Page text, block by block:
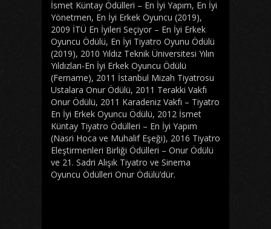
İsmet Küntay Ödülleri – En İyi Yapım, En İyi
Yönetmen, En İyi Erkek Oyuncu (2019),
2009 İTÜ En İyileri Seçiyor – En İyi Erkek
Oyuncu Ödülü, En İyi Tiyatro Oyunu Ödülü
(2019), 2010 Yıldız Teknik Üniversitesi Yılın
Yıldızları-En İyi Erkek Oyuncu Ödülü
(Fername), 2011 İstanbul Mizah Tiyatrosu
Ustalara Onur Ödülü, 2011 Terakki Vakfı
Onur Ödülü, 2011 Karadeniz Vakfı – Tiyatro
En İyi Erkek Oyuncu Ödülü, 2012 İsmet
Küntay Tiyatro Ödülleri – En İyi Yapım
(Nasri Hoca ve Muhalif Eşeği), 2016 Tiyatro
Eleştirmenleri Birliği Ödülleri – Onur Ödülü
ve 21. Sadri Alışık Tiyatro ve Sinema
Oyuncu Ödülleri Onur Ödülü’dür.